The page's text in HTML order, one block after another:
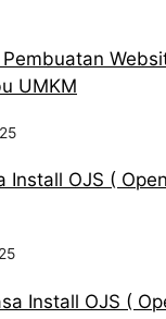
Pembuatan
UMKM
Install OJS (
Install OJS (